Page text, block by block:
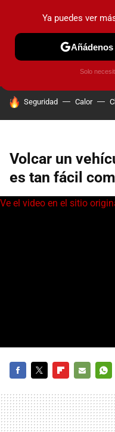
PRUEBAS COCHES
HOY SE HABLA DE
Seguridad Calor
Volcar un
es tan fácil
Ve el video en el sitio
MAIL
Ya puedes ver
Solo